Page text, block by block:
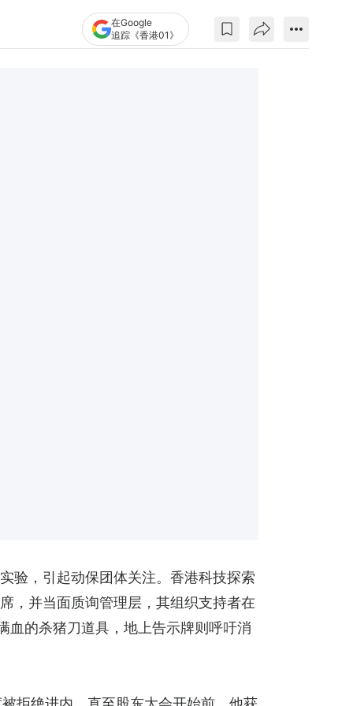
在Google
追踪《香港01》
验，引起动保团体关注。香港科技探索
，并当面质询管理层，其组织支持者在
血的杀猪刀道具，地上告示牌则呼吁消